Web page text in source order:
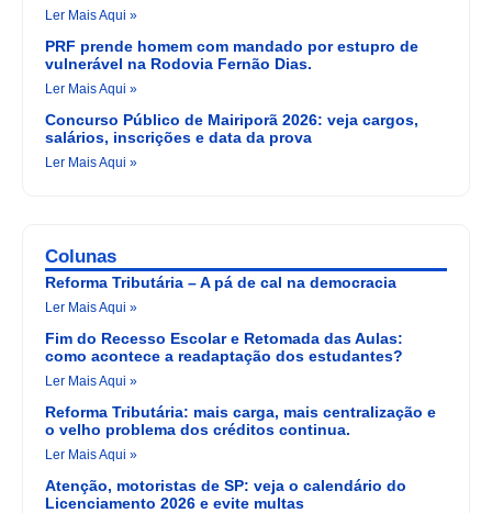
Ler Mais Aqui »
PRF prende homem com mandado por estupro de
vulnerável na Rodovia Fernão Dias.
Ler Mais Aqui »
Concurso Público de Mairiporã 2026: veja cargos,
salários, inscrições e data da prova
Ler Mais Aqui »
Colunas
Reforma Tributária – A pá de cal na democracia
Ler Mais Aqui »
Fim do Recesso Escolar e Retomada das Aulas:
como acontece a readaptação dos estudantes?
Ler Mais Aqui »
Reforma Tributária: mais carga, mais centralização e
o velho problema dos créditos continua.
Ler Mais Aqui »
Atenção, motoristas de SP: veja o calendário do
Licenciamento 2026 e evite multas